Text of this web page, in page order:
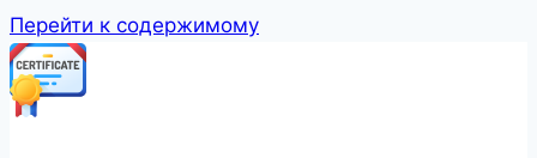
Перейти к содержимому